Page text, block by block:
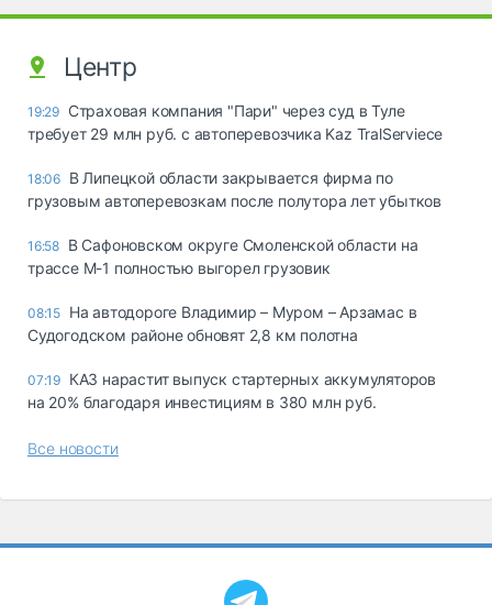
Центр
19:29 Страховая компания "Пари" через суд в Туле
требует 29 млн руб. с автоперевозчика Kaz TralServiece
18:06 В Липецкой области закрывается фирма по
грузовым автоперевозкам после полутора лет убытков
16:58 В Сафоновском округе Смоленской области на
трассе М-1 полностью выгорел грузовик
08:15 На автодороге Владимир – Муром – Арзамас в
Судогодском районе обновят 2,8 км полотна
07:19 КАЗ нарастит выпуск стартерных аккумуляторов
на 20% благодаря инвестициям в 380 млн руб.
Все новости